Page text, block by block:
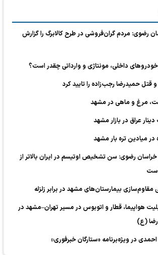
رضوی: مردم گران‌فروشی در طرح کالابرگ را گزارش
داخلی، مونتاژی و وارداتی چقدر است؟
قتل حمیدرضا رجب‌زاده را تایید کرد
مرغ و ماهی در مشهد
عراق در بازار مشهد
میادین تره بار مشهد
رضوی: سن تشخیص اوتیسم در ایران بالاتر از
است
بیمارستان‌های مشهد در برابر زلزله
هواپیما، قطار و اتوبوس در مسیر تهران–مشهد در
رضا (ع)
در ویژه‌برنامه «ستارگان خبرفوری»